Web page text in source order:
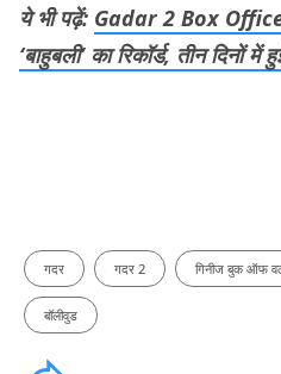
ये भी पढ़ें: Gadar 2 Box Office
‘बाहुबली’ का रिकॉर्ड, तीन दिनों में
गदर गदर 2 गिनीज बुक ऑफ
बॉलीवुड